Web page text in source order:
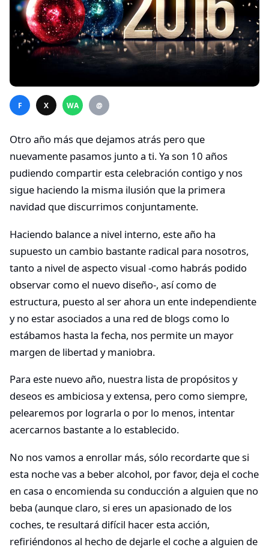
F X WA @
Otro año más que dejamos atrás pero que
nuevamente pasamos junto a ti. Ya son 10 años
pudiendo compartir esta celebración contigo y nos
sigue haciendo la misma ilusión que la primera
navidad que discurrimos conjuntamente.
Haciendo balance a nivel interno, este año ha
supuesto un cambio bastante radical para nosotros,
tanto a nivel de aspecto visual -como habrás podido
observar como el nuevo diseño-, así como de
estructura, puesto al ser ahora un ente independiente
y no estar asociados a una red de blogs como lo
estábamos hasta la fecha, nos permite un mayor
margen de libertad y maniobra.
Para este nuevo año, nuestra lista de propósitos y
deseos es ambiciosa y extensa, pero como siempre,
pelearemos por lograrla o por lo menos, intentar
acercarnos bastante a lo establecido.
No nos vamos a enrollar más, sólo recordarte que si
esta noche vas a beber alcohol, por favor, deja el coche
en casa o encomienda su conducción a alguien que no
beba (aunque claro, si eres un apasionado de los
coches, te resultará difícil hacer esta acción,
refiriéndonos al hecho de dejarle el coche a alguien de